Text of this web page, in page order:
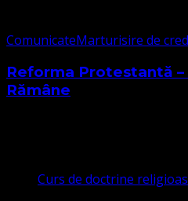
ComunicateMarturisire de
Reforma Protestantă
Rămâne
Curs de doctrine